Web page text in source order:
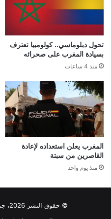
تحول دبلوماسي.. كولومبيا تعترف
بسيادة المغرب على صحرائه
منذ 4 ساعات
المغرب يعلن استعداده لإعادة
القاصرين من سبتة
منذ يوم واحد
© حقوق النشر 2026، جميع الحقوق محفوظة |